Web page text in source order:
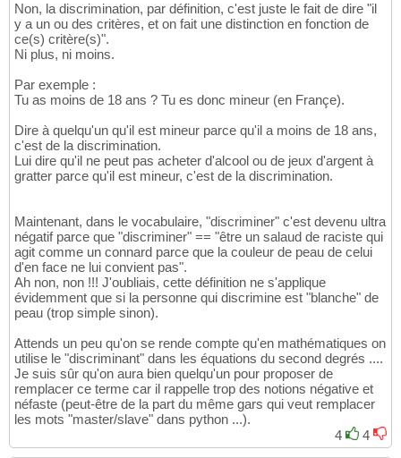
Non, la discrimination, par définition, c'est juste le fait de dire "il
y a un ou des critères, et on fait une distinction en fonction de
ce(s) critère(s)".
Ni plus, ni moins.
Par exemple :
Tu as moins de 18 ans ? Tu es donc mineur (en Françe).
Dire à quelqu'un qu'il est mineur parce qu'il a moins de 18 ans,
c'est de la discrimination.
Lui dire qu'il ne peut pas acheter d'alcool ou de jeux d'argent à
gratter parce qu'il est mineur, c'est de la discrimination.
Maintenant, dans le vocabulaire, "discriminer" c'est devenu ultra
négatif parce que "discriminer" == "être un salaud de raciste qui
agit comme un connard parce que la couleur de peau de celui
d'en face ne lui convient pas".
Ah non, non !!! J'oubliais, cette définition ne s'applique
évidemment que si la personne qui discrimine est "blanche" de
peau (trop simple sinon).
Attends un peu qu'on se rende compte qu'en mathématiques on
utilise le "discriminant" dans les équations du second degrés ....
Je suis sûr qu'on aura bien quelqu'un pour proposer de
remplacer ce terme car il rappelle trop des notions négative et
néfaste (peut-être de la part du même gars qui veut remplacer
les mots "master/slave" dans python ...).
4
4